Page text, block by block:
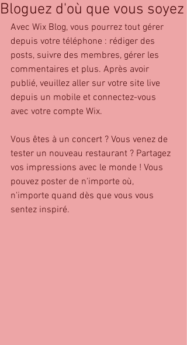
Bloguez d'où que vous soyez
Avec Wix Blog, vous pourrez tout gérer
depuis votre téléphone : rédiger des
posts, suivre des membres, gérer les
commentaires et plus. Après avoir
publié, veuillez aller sur votre site live
depuis un mobile et connectez-vous
avec votre compte Wix.
Vous êtes à un concert ? Vous venez de
tester un nouveau restaurant ? Partagez
vos impressions avec le monde ! Vous
pouvez poster de n'importe où,
n'importe quand dès que vous vous
sentez inspiré.